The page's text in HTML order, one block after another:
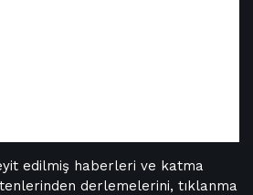
edilmiş haberleri ve katma
derlemelerini, tıklanma